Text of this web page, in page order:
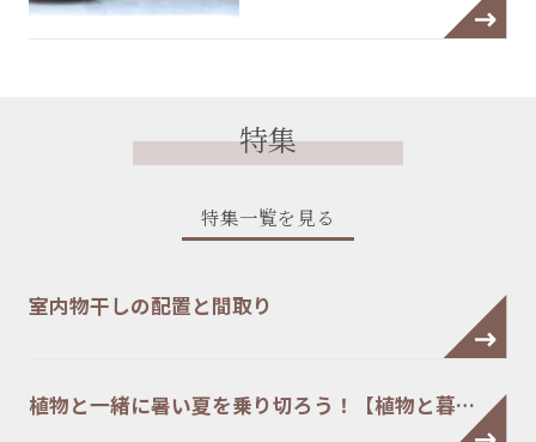
特集
特集一覧を見る
室内物干しの配置と間取り
植物と一緒に暑い夏を乗り切ろう！【植物と暮…